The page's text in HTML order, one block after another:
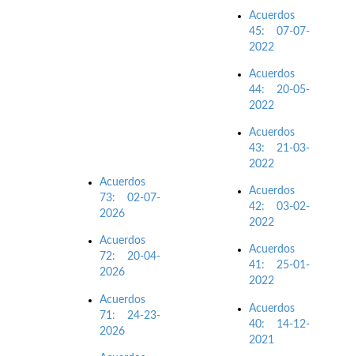
Acuerdos
73: 02-07-
2026
Acuerdos
72: 20-04-
2026
Acuerdos
71: 24-23-
2026
Acuerdos
45: 07-07-
2022
Acuerdos
44: 20-05-
2022
Acuerdos
43: 21-03-
2022
Acuerdos
42: 03-02-
2022
Acuerdos
41: 25-01-
2022
Acuerdos
40: 14-12-
2021